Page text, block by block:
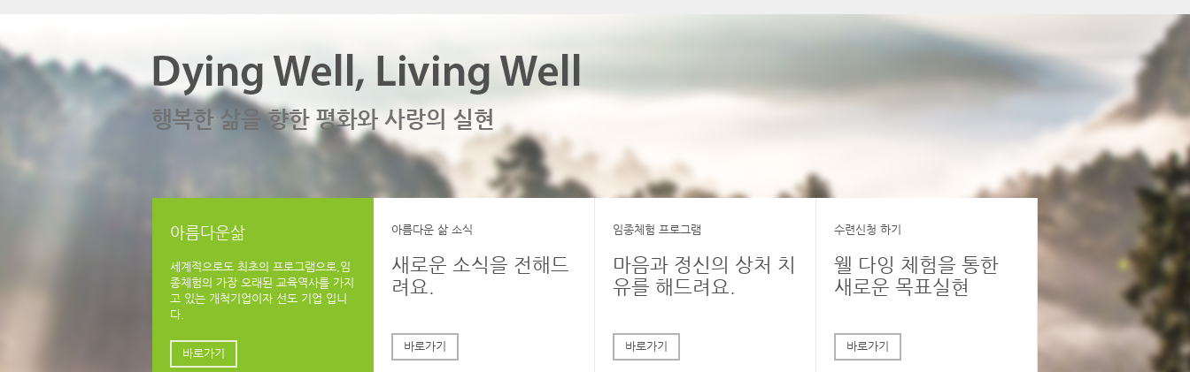
아름다운삶
세계적으로도 최초의 프로그램으로,임
종체험의 가장 오래된 교육역사를 가지
고 있는 개척기업이자 선도 기업 입니
다.
바로가기
아름다운 삶 소식
새로운 소식을 전해드
려요.
바로가기
임종체험 프로그램
마음과 정신의 상처 치
유를 해드려요.
바로가기
수련신청 하기
웰 다잉 체험을 통한
새로운 목표실현
바로가기